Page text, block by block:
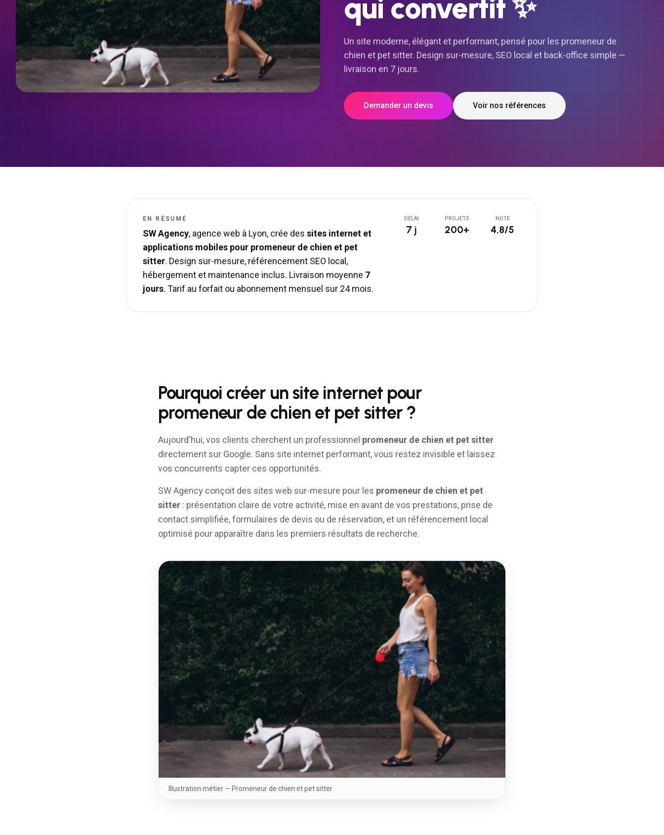
qui convertit
Un site moderne, élégant et performant, pensé pour les promeneur de
chien et pet sitter. Design sur-mesure, SEO local et back-office simple —
livraison en 7 jours.
Demander un devis Voir nos références
EN RÉSUMÉ
SW Agency, agence web à Lyon, crée des sites internet et
applications mobiles pour promeneur de chien et pet
sitter. Design sur-mesure, référencement SEO local,
hébergement et maintenance inclus. Livraison moyenne 7
jours. Tarif au forfait ou abonnement mensuel sur 24 mois.
DÉLAI
7 j
PROJETS
200+
NOTE
4,8/5
Pourquoi créer un site internet pour
promeneur de chien et pet sitter ?
Aujourd'hui, vos clients cherchent un professionnel promeneur de chien et pet sitter
directement sur Google. Sans site internet performant, vous restez invisible et laissez
vos concurrents capter ces opportunités.
SW Agency conçoit des sites web sur-mesure pour les promeneur de chien et pet
sitter : présentation claire de votre activité, mise en avant de vos prestations, prise de
contact simplifiée, formulaires de devis ou de réservation, et un référencement local
optimisé pour apparaître dans les premiers résultats de recherche.
Illustration métier — Promeneur de chien et pet sitter